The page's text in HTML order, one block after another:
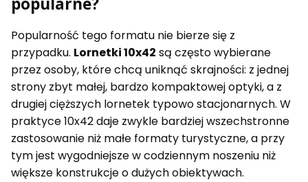
Popularność tego formatu nie bierze się z
przypadku. Lornetki 10x42 są często wybierane
przez osoby, które chcą uniknąć skrajności: z jednej
strony zbyt małej, bardzo kompaktowej optyki, a z
drugiej cięższych lornetek typowo stacjonarnych. W
praktyce 10x42 daje zwykle bardziej wszechstronne
zastosowanie niż małe formaty turystyczne, a przy
tym jest wygodniejsze w codziennym noszeniu niż
większe konstrukcje o dużych obiektywach.